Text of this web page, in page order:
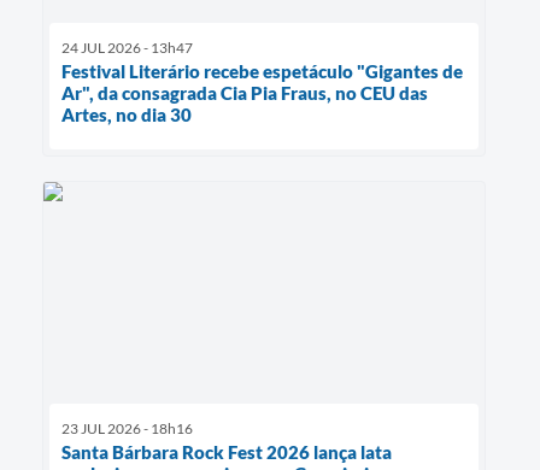
24 JUL 2026 - 13h47
Festival Literário recebe espetáculo "Gigantes de
Ar", da consagrada Cia Pia Fraus, no CEU das
Artes, no dia 30
23 JUL 2026 - 18h16
Santa Bárbara Rock Fest 2026 lança lata